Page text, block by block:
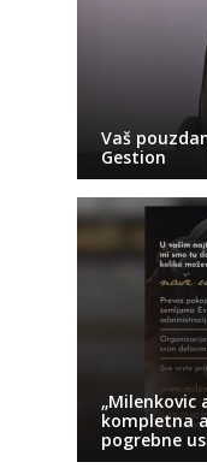
Vaš
Gestion
„Milenkovic
kompletna
pogrebne